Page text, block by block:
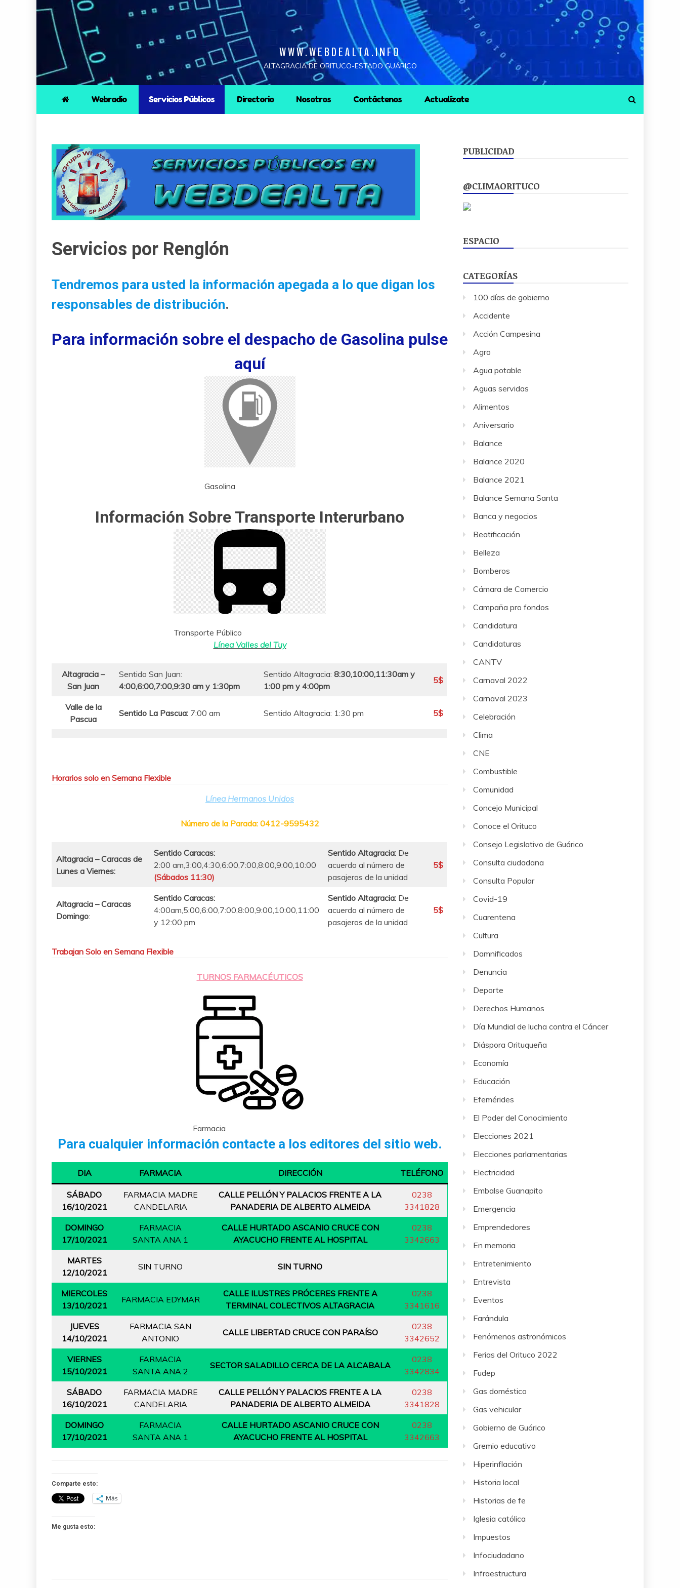
WWW.WEBDEALTA.INFO
ALTAGRACIA DE ORITUCO-ESTADO GUÁRICO
Webradio Servicios Públicos Directorio Nosotros Contáctenos Actualízate
Servicios por Renglón
Tendremos para usted la información apegada a lo que digan los
responsables de distribución.
Para información sobre el despacho de Gasolina pulse
aquí
Gasolina
Información Sobre Transporte Interurbano
Transporte Público
Línea Valles del Tuy
Altagracia –
San Juan
Sentido San Juan:
4:00,6:00,7:00,9:30 am y 1:30pm
Sentido Altagracia: 8:30,10:00,11:30am y
1:00 pm y 4:00pm
5$
Valle de la
Pascua
Sentido La Pascua: 7:00 am Sentido Altagracia: 1:30 pm 5$
Horarios solo en Semana Flexible
Línea Hermanos Unidos
Número de la Parada: 0412-9595432
Altagracia – Caracas de
Lunes a Viernes:
Sentido Caracas:
2:00 am,3:00,4:30,6:00,7:00,8:00,9:00,10:00
(Sábados 11:30)
Sentido Altagracia: De
acuerdo al número de
pasajeros de la unidad
5$
Altagracia – Caracas
Domingo:
Sentido Caracas:
4:00am,5:00,6:00,7:00,8:00,9:00,10:00,11:00
y 12:00 pm
Sentido Altagracia: De
acuerdo al número de
pasajeros de la unidad
5$
Trabajan Solo en Semana Flexible
TURNOS FARMACÉUTICOS
Farmacia
Para cualquier información contacte a los editores del sitio web.
DIA FARMACIA DIRECCIÓN TELÉFONO
SÁBADO
16/10/2021
FARMACIA MADRE
CANDELARIA
CALLE PELLÓN Y PALACIOS FRENTE A LA
PANADERIA DE ALBERTO ALMEIDA
0238
3341828
DOMINGO
17/10/2021
FARMACIA
SANTA ANA 1
CALLE HURTADO ASCANIO CRUCE CON
AYACUCHO FRENTE AL HOSPITAL
0238
3342663
MARTES
12/10/2021
SIN TURNO SIN TURNO
MIERCOLES
13/10/2021
FARMACIA EDYMAR
CALLE ILUSTRES PRÓCERES FRENTE A
TERMINAL COLECTIVOS ALTAGRACIA
0238
3341616
JUEVES
14/10/2021
FARMACIA SAN
ANTONIO
CALLE LIBERTAD CRUCE CON PARAÍSO
0238
3342652
VIERNES
15/10/2021
FARMACIA
SANTA ANA 2
SECTOR SALADILLO CERCA DE LA ALCABALA
0238
3342834
SÁBADO
16/10/2021
FARMACIA MADRE
CANDELARIA
CALLE PELLÓN Y PALACIOS FRENTE A LA
PANADERIA DE ALBERTO ALMEIDA
0238
3341828
DOMINGO
17/10/2021
FARMACIA
SANTA ANA 1
CALLE HURTADO ASCANIO CRUCE CON
AYACUCHO FRENTE AL HOSPITAL
0238
3342663
Comparte esto:
Más
Me gusta esto:
PUBLICIDAD
@CLIMAORITUCO
ESPACIO
CATEGORÍAS
100 días de gobierno
Accidente
Acción Campesina
Agro
Agua potable
Aguas servidas
Alimentos
Aniversario
Balance
Balance 2020
Balance 2021
Balance Semana Santa
Banca y negocios
Beatificación
Belleza
Bomberos
Cámara de Comercio
Campaña pro fondos
Candidatura
Candidaturas
CANTV
Carnaval 2022
Carnaval 2023
Celebración
Clima
CNE
Combustible
Comunidad
Concejo Municipal
Conoce el Orituco
Consejo Legislativo de Guárico
Consulta ciudadana
Consulta Popular
Covid-19
Cuarentena
Cultura
Damnificados
Denuncia
Deporte
Derechos Humanos
Día Mundial de lucha contra el Cáncer
Diáspora Orituqueña
Economía
Educación
Efemérides
El Poder del Conocimiento
Elecciones 2021
Elecciones parlamentarias
Electricidad
Embalse Guanapito
Emergencia
Emprendedores
En memoria
Entretenimiento
Entrevista
Eventos
Farándula
Fenómenos astronómicos
Ferias del Orituco 2022
Fudep
Gas doméstico
Gas vehicular
Gobierno de Guárico
Gremio educativo
Hiperinflación
Historia local
Historias de fe
Iglesia católica
Impuestos
Infociudadano
Infraestructura